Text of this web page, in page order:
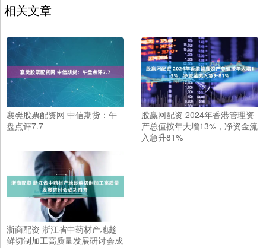
相关文章
襄樊股票配资网 中信期货：午
盘点评7.7
股赢网配资 2024年香港管理资
产总值按年大增13%，净资金流
入急升81%
浙商配资 浙江省中药材产地趁
鲜切制加工高质量发展研讨会成